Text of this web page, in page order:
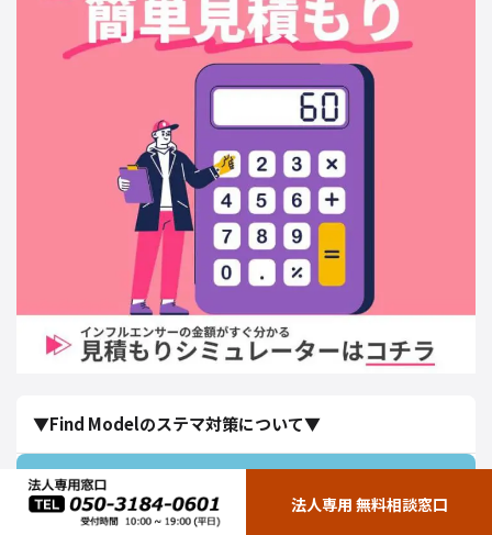
▼Find Modelのステマ対策について▼
法人専用 無料相談窓口